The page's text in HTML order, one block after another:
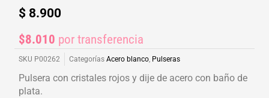
$ 8.900
$8.010 por transferencia
SKU P00262 Categorías Acero blanco, Pulseras
Pulsera con cristales rojos y dije de acero con baño de
plata.